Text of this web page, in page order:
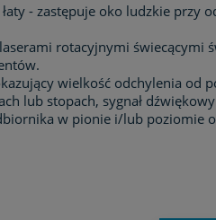
- zastępuje oko ludzkie przy
rotacyjnymi świecącymi
wielkość odchylenia od
lub stopach, sygnał
w pionie i/lub poziomie